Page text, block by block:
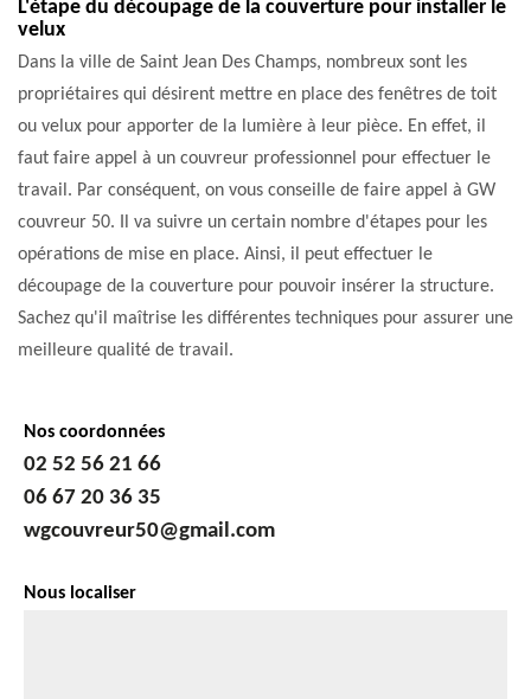
L'étape du découpage de la couverture pour installer le
velux
Dans la ville de Saint Jean Des Champs, nombreux sont les
propriétaires qui désirent mettre en place des fenêtres de toit
ou velux pour apporter de la lumière à leur pièce. En effet, il
faut faire appel à un couvreur professionnel pour effectuer le
travail. Par conséquent, on vous conseille de faire appel à GW
couvreur 50. Il va suivre un certain nombre d'étapes pour les
opérations de mise en place. Ainsi, il peut effectuer le
découpage de la couverture pour pouvoir insérer la structure.
Sachez qu'il maîtrise les différentes techniques pour assurer une
meilleure qualité de travail.
Nos coordonnées
02 52 56 21 66
06 67 20 36 35
wgcouvreur50@gmail.com
Nous localiser